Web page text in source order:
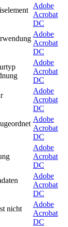
Adobe
Acrobat
DC
Adobe
Acrobat
DC
Adobe
Acrobat
DC
Adobe
Acrobat
DC
Adobe
Acrobat
DC
Adobe
Acrobat
DC
Adobe
Acrobat
DC
nicht
Adobe
Acrobat
DC